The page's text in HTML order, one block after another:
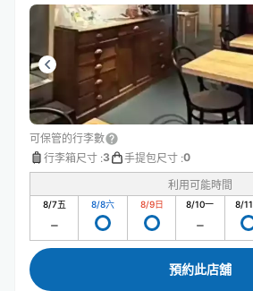
可保管的行李數
行李箱尺寸 :3 手提包尺寸 :0
利用可能時間
8/7五 8/8六 8/9日 8/10一 8/11
預約此店舖